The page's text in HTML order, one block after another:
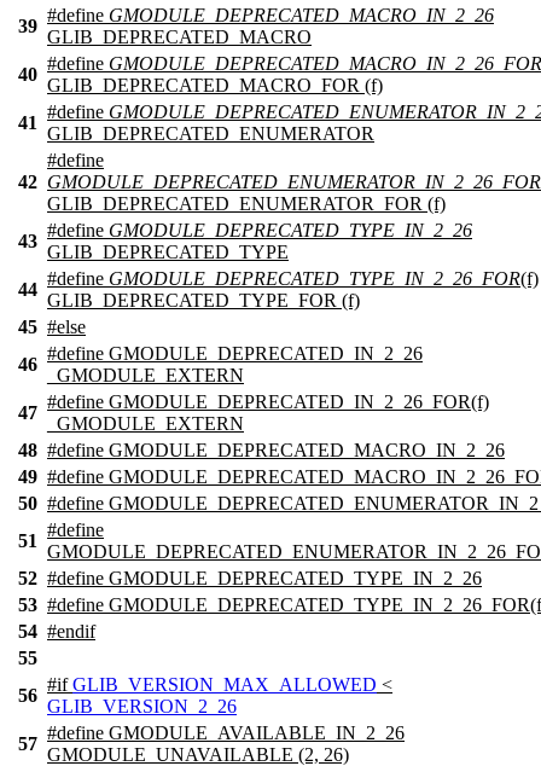
39
#define GMODULE_DEPRECATED_MACRO_IN_2_26
GLIB_DEPRECATED_MACRO
40
#define GMODULE_DEPRECATED_MACRO_IN_2_26_FOR
GLIB_DEPRECATED_MACRO_FOR (f)
41
#define
GLIB_DEPRECATED_ENUMERATOR
42
#define
GMODULE_DEPRECATED_ENUMERATOR_IN_2_26_FOR
GLIB_DEPRECATED_ENUMERATOR_FOR (f)
43
#define GMODULE_DEPRECATED_TYPE_IN_2_26
GLIB_DEPRECATED_TYPE
44
#define GMODULE_DEPRECATED_TYPE_IN_2_26_FOR(f)
GLIB_DEPRECATED_TYPE_FOR (f)
45 #else
46
#define GMODULE_DEPRECATED_IN_2_26
_GMODULE_EXTERN
47
#define GMODULE_DEPRECATED_IN_2_26_FOR(f)
_GMODULE_EXTERN
48 #define GMODULE_DEPRECATED_MACRO_IN_2_26
49 #define
50 #define
51
#define
52 #define GMODULE_DEPRECATED_TYPE_IN_2_26
53 #define
54 #endif
55
56
#if GLIB_VERSION_MAX_ALLOWED <
GLIB_VERSION_2_26
57
#define GMODULE_AVAILABLE_IN_2_26
GMODULE_UNAVAILABLE (2, 26)